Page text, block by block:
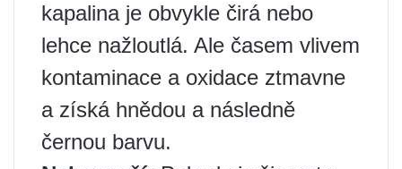
kapalina je obvykle čirá nebo
lehce nažloutlá. Ale časem vlivem
kontaminace a oxidace ztmavne
a získá hnědou a následně
černou barvu.